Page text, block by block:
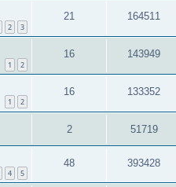
2 3
21 164511
1 2
16 143949
1 2
16 133352
2 51719
4 5
48 393428